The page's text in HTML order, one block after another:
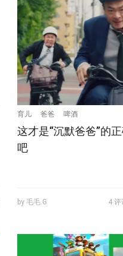
育儿 爸爸 啤酒
这才是“沉默爸爸”的
吧
by 毛毛.G 4 评